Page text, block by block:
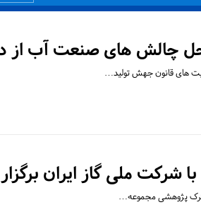
چالش های صنعت آب از
های قانون جهش تولید…
ملی گاز ایران
پژوهشی مجموعه…